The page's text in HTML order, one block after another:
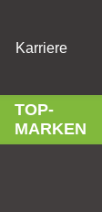
Karriere
TOP-
MARKEN